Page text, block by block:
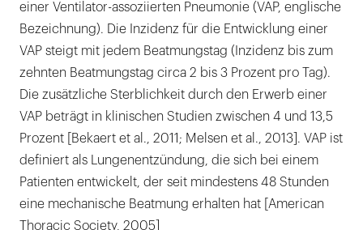
einer Ventilator-assoziierten Pneumonie (VAP, englische
Bezeichnung). Die Inzidenz für die Entwicklung einer
VAP steigt mit jedem Beatmungstag (Inzidenz bis zum
zehnten Beatmungstag circa 2 bis 3 Prozent pro Tag).
Die zusätzliche Sterblichkeit durch den Erwerb einer
VAP beträgt in klinischen Studien zwischen 4 und 13,5
Prozent [Bekaert et al., 2011; Melsen et al., 2013]. VAP ist
definiert als Lungenentzündung, die sich bei einem
Patienten entwickelt, der seit mindestens 48 Stunden
eine mechanische Beatmung erhalten hat [American
Thoracic Society, 2005]